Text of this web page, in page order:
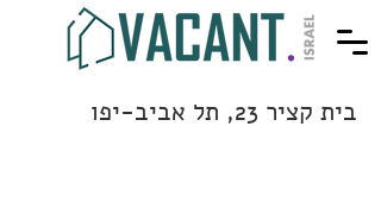
בית קציר 23, תל אביב-יפו